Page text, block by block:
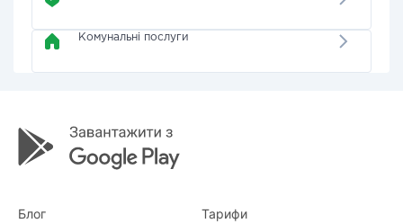
Комунальні послуги
Блог Тарифи